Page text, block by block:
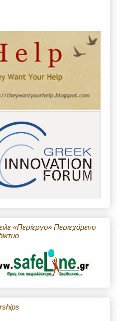
«Περίεργο» Περιεχόμενο